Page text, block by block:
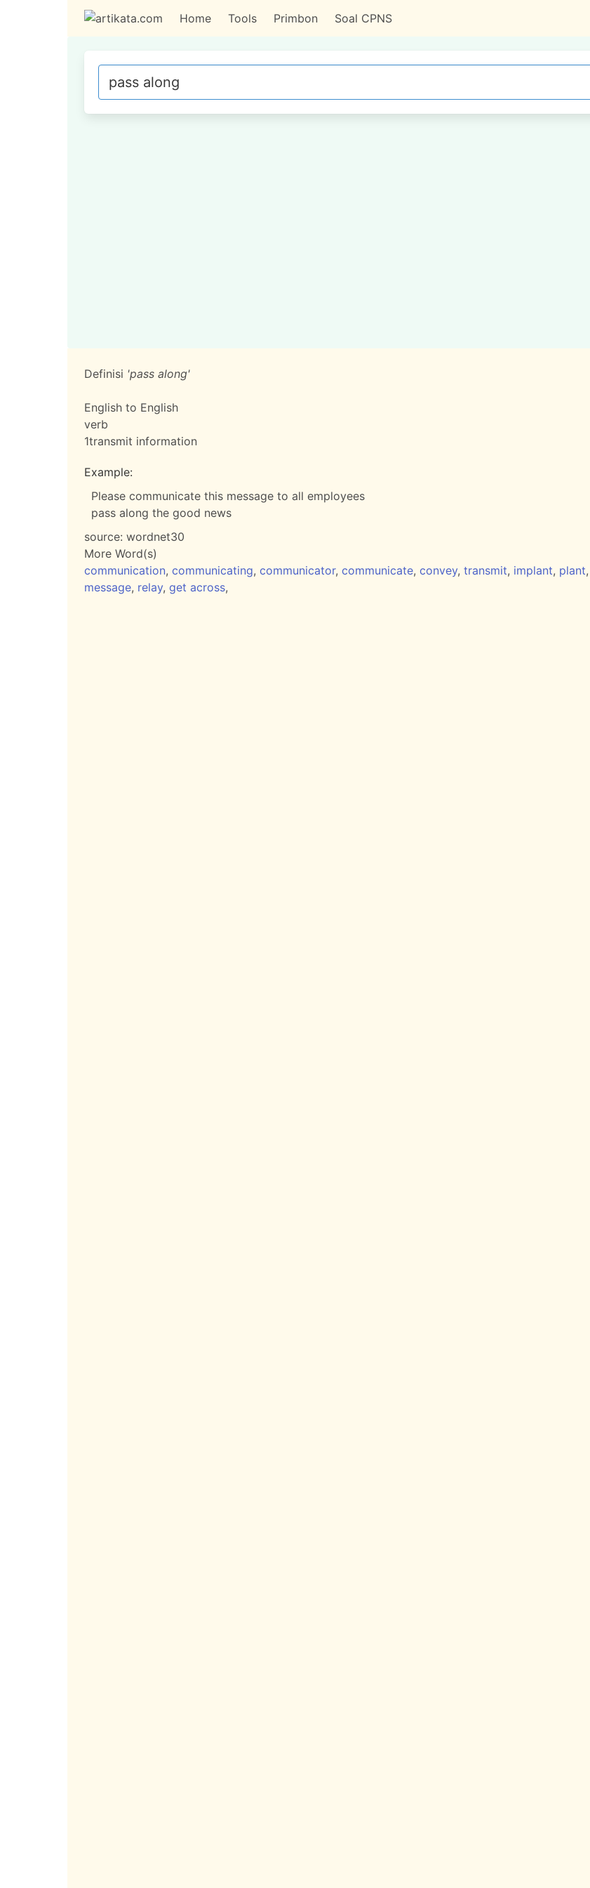
Home Tools Primbon Soal CPNS
Definisi 'pass along'
English to English
verb
1transmit information
Example:
Please communicate this message to all employees
pass along the good news
source: wordnet30
More Word(s)
communication, communicating, communicator, communicate, convey, transmit, implant, plant,
message, relay, get across,